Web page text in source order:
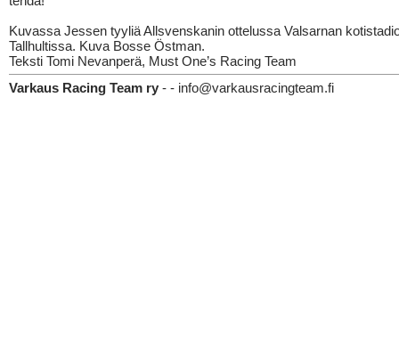
Kuvassa Jessen tyyliä Allsvenskanin ottelussa Valsarnan
Tallhultissa. Kuva Bosse Östman.
Teksti Tomi Nevanperä, Must One’s Racing Team
Varkaus Racing Team ry - - info@varkausracingteam.fi